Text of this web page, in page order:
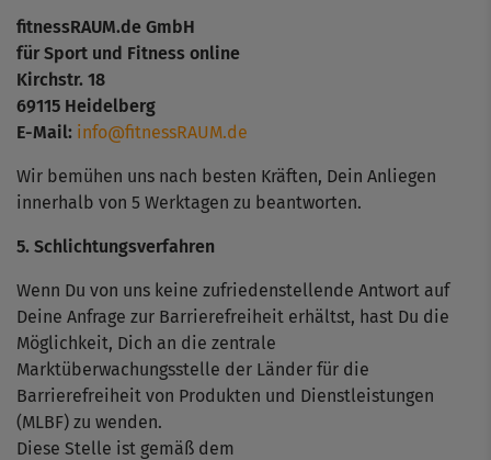
fitnessRAUM.de GmbH
für Sport und Fitness online
Kirchstr. 18
69115 Heidelberg
E-Mail: info@fitnessRAUM.de
Wir bemühen uns nach besten Kräften, Dein Anliegen
innerhalb von 5 Werktagen zu beantworten.
5. Schlichtungsverfahren
Wenn Du von uns keine zufriedenstellende Antwort auf
Deine Anfrage zur Barrierefreiheit erhältst, hast Du die
Möglichkeit, Dich an die zentrale
Marktüberwachungsstelle der Länder für die
Barrierefreiheit von Produkten und Dienstleistungen
(MLBF) zu wenden.
Diese Stelle ist gemäß dem